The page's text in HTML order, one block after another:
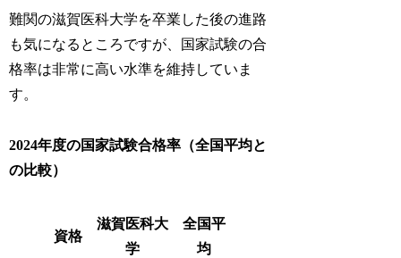
難関の滋賀医科大学を卒業した後の進路
も気になるところですが、国家試験の合
格率は非常に高い水準を維持していま
す。
2024年度の国家試験合格率（全国平均と
の比較）
資格
滋賀医科大
学
全国平
均